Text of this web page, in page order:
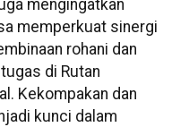
mengingatkan
memperkuat sinergi
rohani dan
di Rutan
Kekompakan dan
kunci dalam